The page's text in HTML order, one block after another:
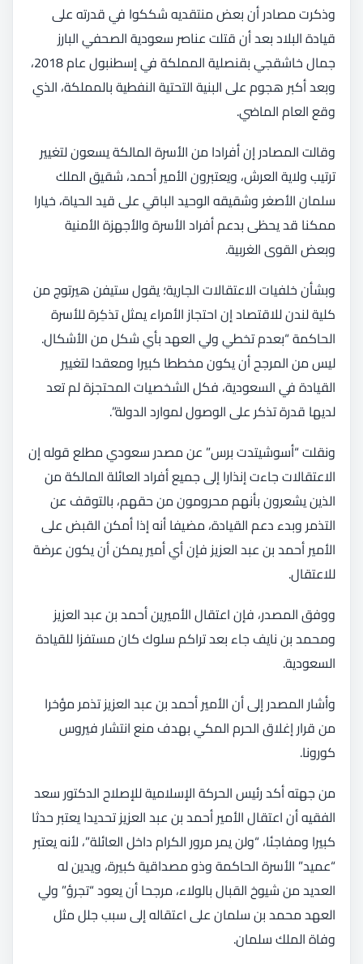
وذكرت مصادر أن بعض منتقديه شككوا في قدرته على
قيادة البلاد بعد أن قتلت عناصر سعودية الصحفي البارز
جمال خاشقجي بقنصلية المملكة في إسطنبول عام 2018،
وبعد أكبر هجوم على البنية التحتية النفطية بالمملكة، الذي
وقع العام الماضي.
وقالت المصادر إن أفرادا من الأسرة المالكة يسعون لتغيير
ترتيب ولاية العرش، ويعتبرون الأمير أحمد، شقيق الملك
سلمان الأصغر وشقيقه الوحيد الباقي على قيد الحياة، خيارا
ممكنا قد يحظى بدعم أفراد الأسرة والأجهزة الأمنية
وبعض القوى الغربية.
وبشأن خلفيات الاعتقالات الجارية؛ يقول ستيفن هيرتوج من
كلية لندن للاقتصاد إن احتجاز الأمراء يمثل تذكِرة للأسرة
الحاكمة “بعدم تخطي ولي العهد بأي شكل من الأشكال.
ليس من المرجح أن يكون مخططا كبيرا ومعقدا لتغيير
القيادة في السعودية، فكل الشخصيات المحتجزة لم تعد
لديها قدرة تذكر على الوصول لموارد الدولة”.
ونقلت “أسوشيتدت برس” عن مصدر سعودي مطلع قوله إن
الاعتقالات جاءت إنذارا إلى جميع أفراد العائلة المالكة من
الذين يشعرون بأنهم محرومون من حقهم، بالتوقف عن
التذمر وبدء دعم القيادة، مضيفا أنه إذا أمكن القبض على
الأمير أحمد بن عبد العزيز فإن أي أمير يمكن أن يكون عرضة
للاعتقال.
ووفق المصدر، فإن اعتقال الأميرين أحمد بن عبد العزيز
ومحمد بن نايف جاء بعد تراكم سلوك كان مستفزا للقيادة
السعودية.
وأشار المصدر إلى أن الأمير أحمد بن عبد العزيز تذمر مؤخرا
من قرار إغلاق الحرم المكي بهدف منع انتشار فيروس
كورونا.
من جهته أكد رئيس الحركة الإسلامية للإصلاح الدكتور سعد
الفقيه أن اعتقال الأمير أحمد بن عبد العزيز تحديدا يعتبر حدثا
كبيرا ومفاجئا، “ولن يمر مرور الكرام داخل العائلة”، لأنه يعتبر
“عميد” الأسرة الحاكمة وذو مصداقية كبيرة، ويدين له
العديد من شيوخ القبال بالولاء، مرجحا أن يعود “تجرؤ” ولي
العهد محمد بن سلمان على اعتقاله إلى سبب جلل مثل
وفاة الملك سلمان.